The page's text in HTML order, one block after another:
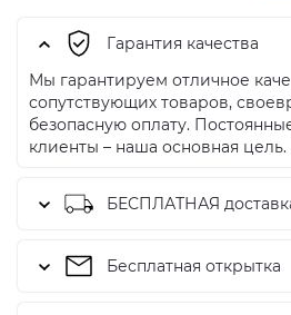
Гарантия качества
Мы гарантируем отличное
сопутствующих товаров,
безопасную оплату.
клиенты – наша основная цель.
БЕСПЛАТНАЯ
Бесплатная открытка